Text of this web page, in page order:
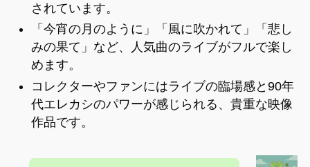
されています。
「今宵の月のように」「風に吹かれて」「悲し
みの果て」など、人気曲のライブがフルで楽し
めます。
コレクターやファンにはライブの臨場感と90年
代エレカシのパワーが感じられる、貴重な映像
作品です。